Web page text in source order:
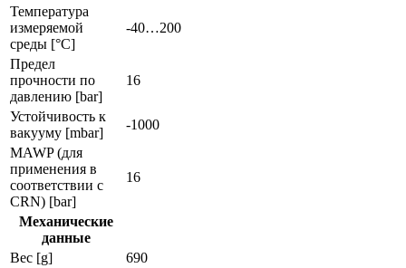
Температура
измеряемой
среды [°C]
-40…200
Предел
прочности по
давлению [bar]
16
Устойчивость к
вакууму [mbar]
-1000
MAWP (для
применения в
соответствии с
CRN) [bar]
16
Механические
данные
Вес [g]
690